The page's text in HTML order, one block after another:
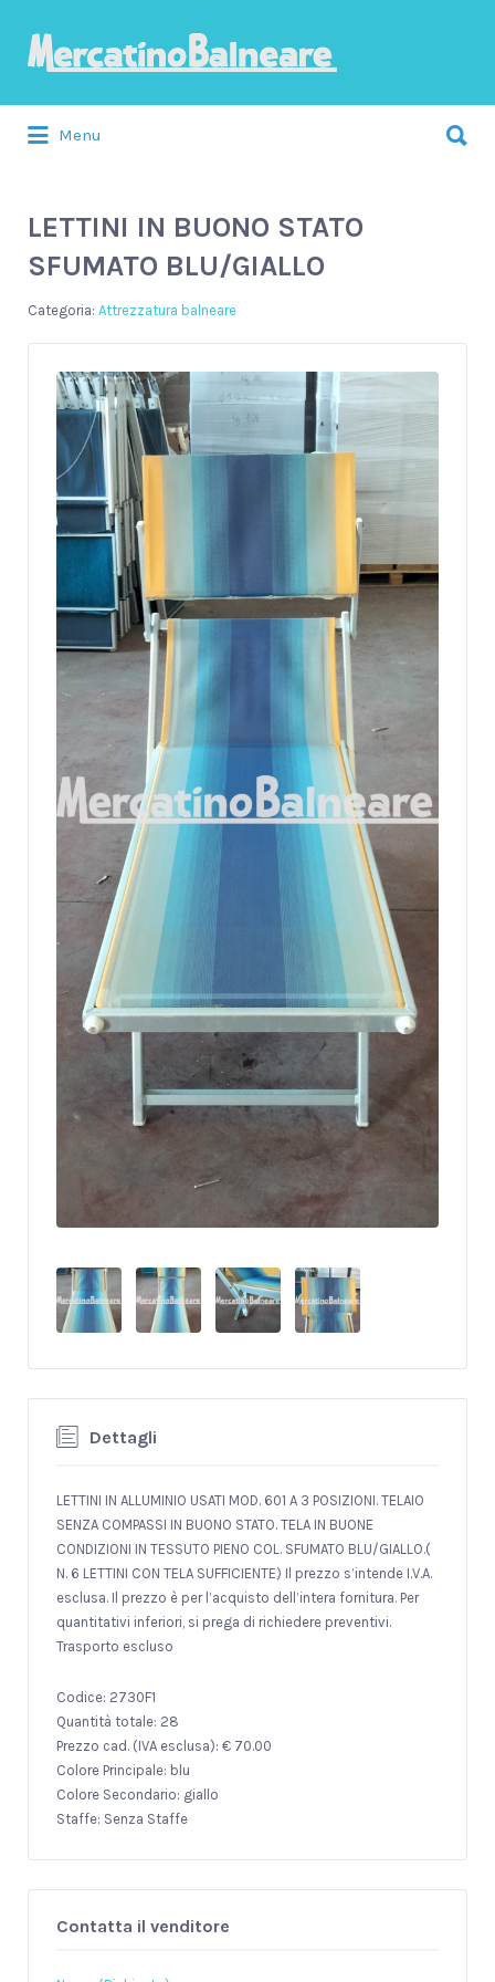
Menu
LETTINI IN BUONO STATO
SFUMATO BLU/GIALLO
Attrezzatura balneare
Dettagli
LETTINI IN ALLUMINIO USATI MOD. 601 A 3 POSIZIONI. TELAIO
SENZA COMPASSI IN BUONO STATO. TELA IN BUONE
CONDIZIONI IN TESSUTO PIENO COL. SFUMATO BLU/GIALLO.(
N. 6 LETTINI CON TELA SUFFICIENTE) Il prezzo s’intende I.V.A.
esclusa. Il prezzo è per l’acquisto dell’intera fornitura. Per
quantitativi inferiori, si prega di richiedere preventivi.
Trasporto escluso
Codice: 2730F1
Quantità totale: 28
Prezzo cad. (IVA esclusa): € 70.00
Colore Principale: blu
Colore Secondario: giallo
Staffe: Senza Staffe
Contatta il venditore